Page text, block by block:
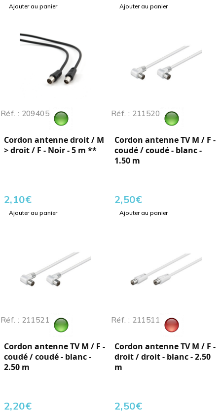
Ajouter au panier Ajouter au panier
Réf. : 209405
Cordon antenne droit / M
> droit / F - Noir - 5 m **
2,10€
Ajouter au panier
Réf. : 211520
Cordon antenne TV M / F -
coudé / coudé - blanc -
1.50 m
2,50€
Ajouter au panier
Réf. : 211521
Cordon antenne TV M / F -
coudé / coudé - blanc -
2.50 m
2,20€
Réf. : 211511
Cordon antenne TV M / F -
droit / droit - blanc - 2.50
m
2,50€